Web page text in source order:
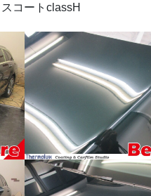
コートclassH